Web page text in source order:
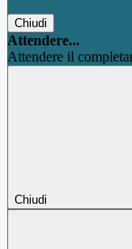
Chiudi
Attendere...
Attendere il
Chiudi